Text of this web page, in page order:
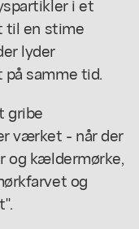
til en stime
lyder
samme tid.
gribe
værket - når der
og kældermørke,
og